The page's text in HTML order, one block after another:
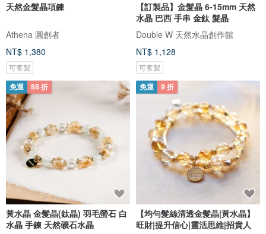
天然金髮晶項鍊
Athena 圓創者
NT$ 1,380
可客製
【訂製品】金髮晶 6-15mm 天然
水晶 巴西 手串 金鈦 髮晶
Double W 天然水晶創作館
NT$ 1,128
可客製
免運 88 折
黃水晶 金髮晶(鈦晶) 羽毛螢石 白
水晶 手鍊 天然礦石水晶
免運 9 折
【均勻髮絲清透金髮晶|黃水晶】
旺財|提升信心|靈活思維|招貴人